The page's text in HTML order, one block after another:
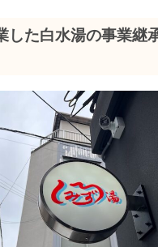
風呂｜深さと温度設定を
温度・水質
感想
気浴｜銭湯とは思えない設
と静かな空間
した白水湯の事業継